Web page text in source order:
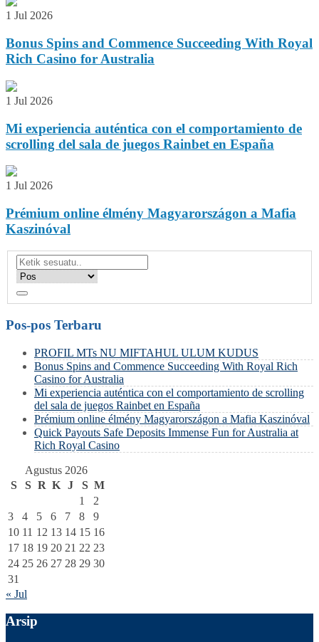
1 Jul 2026
Bonus Spins and Commence Succeeding With Royal
Rich Casino for Australia
1 Jul 2026
Mi experiencia auténtica con el comportamiento de
scrolling del sala de juegos Rainbet en España
1 Jul 2026
Prémium online élmény Magyarországon a Mafia
Kaszinóval
Pos-pos Terbaru
PROFIL MTs NU MIFTAHUL ULUM KUDUS
Bonus Spins and Commence Succeeding With Royal Rich
Casino for Australia
Mi experiencia auténtica con el comportamiento de scrolling
del sala de juegos Rainbet en España
Prémium online élmény Magyarországon a Mafia Kaszinóval
Quick Payouts Safe Deposits Immense Fun for Australia at
Rich Royal Casino
Agustus 2026
S
S R K J S M
1
2
3
4 5 6 7 8
9
10 11 12 13 14 15 16
17 18 19 20 21 22 23
24 25 26 27 28 29 30
31
« Jul
Arsip